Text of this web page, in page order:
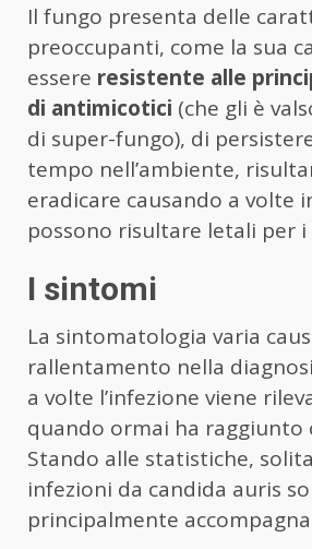
Il fungo presenta delle
preoccupanti, come la sua
essere resistente alle
di antimicotici (che gli è
di super-fungo), di
tempo nell’ambiente,
eradicare causando a volte
possono risultare letali per i
I sintomi
La sintomatologia varia
rallentamento nella
a volte l’infezione viene
quando ormai ha raggiunto
Stando alle statistiche,
infezioni da candida auris
principalmente